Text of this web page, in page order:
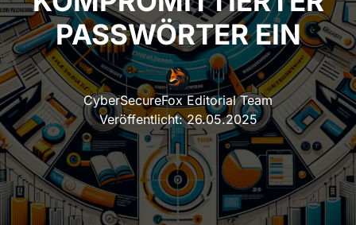
PASSWÖRTER EIN
CyberSecureFox Editorial Team
Veröffentlicht:26.05.2025